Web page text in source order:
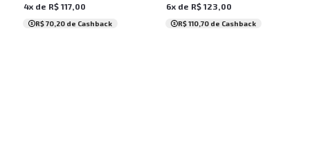
...
4x de R$ 117 00
R$ 70,20 de Cashback
6x de R$ 123 00
R$ 110,70 de Cashback